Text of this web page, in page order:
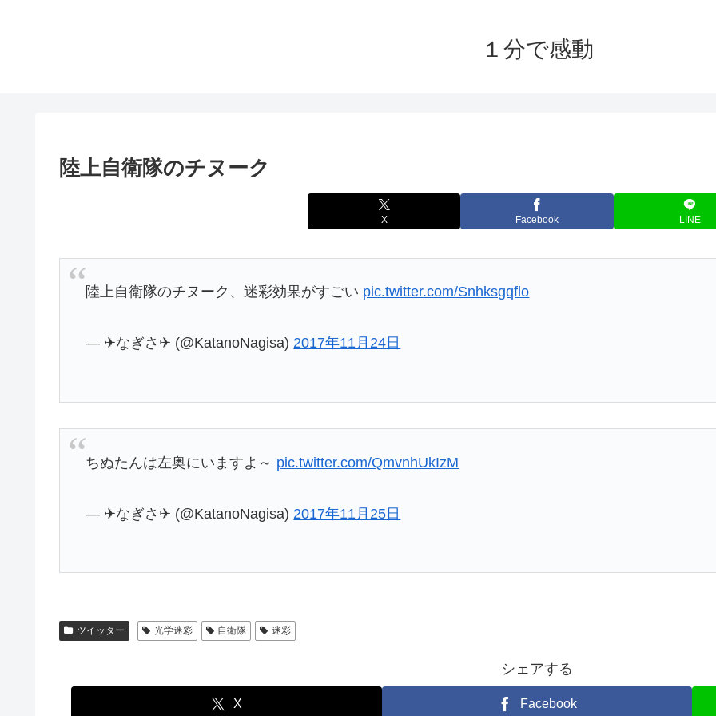
１分で感動
陸上自衛隊のチヌーク
X Facebook LINE
陸上自衛隊のチヌーク、迷彩効果がすごい pic.twitter.com/Snhksgqflo
— ✈なぎさ✈ (@KatanoNagisa) 2017年11月24日
ちぬたんは左奥にいますよ～ pic.twitter.com/QmvnhUkIzM
— ✈なぎさ✈ (@KatanoNagisa) 2017年11月25日
ツイッター 光学迷彩 自衛隊 迷彩
シェアする
X Facebook